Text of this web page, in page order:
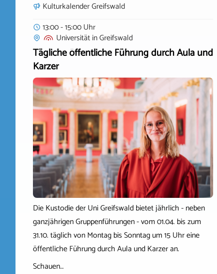
Kulturkalender Greifswald
13:00 - 15:00 Uhr
UniversitätinGreifswald
Tägliche öffentliche Führung durch Aula und
Karzer
Die Kustodie der Uni Greifswald bietet jährlich - neben
ganzjährigen Gruppenführungen - vom 01.04. bis zum
31.10. täglich von Montag bis Sonntag um 15 Uhr eine
öffentliche Führung durch Aula und Karzer an.
Schauen…